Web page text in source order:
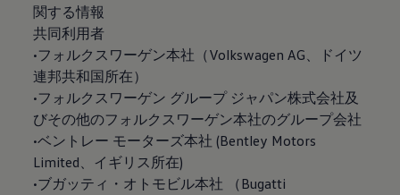
関する情報
共同利用者
•フォルクスワーゲン本社（Volkswagen AG、ドイツ
連邦共和国所在）
•フォルクスワーゲン グループ ジャパン株式会社及
びその他のフォルクスワーゲン本社のグループ会社
•ベントレー モーターズ本社 (Bentley Motors
Limited、イギリス所在)
•ブガッティ・オトモビル本社 （Bugatti